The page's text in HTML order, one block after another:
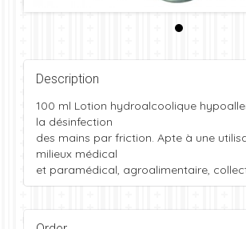
Description
100 ml Lotion hydroalcoolique
la désinfection
des mains par friction. Apte à une
milieux médical
et paramédical, agroalimentaire,